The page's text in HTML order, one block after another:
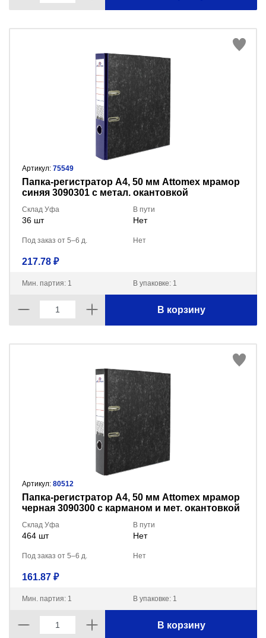
Артикул: 75549
Пaпка-регистратор А4, 50 мм Attomex мрамор
синяя 3090301 с метал. окантовкой
Склад Уфа
36 шт
В пути
Нет
Под заказ от 5–6 д. Нет
217.78 ₽
Мин. партия: 1 В упаковке: 1
В корзину
Артикул: 80512
Пaпка-регистратор А4, 50 мм Attomex мрамор
черная 3090300 с карманом и мет. окантовкой
Склад Уфа
464 шт
В пути
Нет
Под заказ от 5–6 д. Нет
161.87 ₽
Мин. партия: 1 В упаковке: 1
В корзину